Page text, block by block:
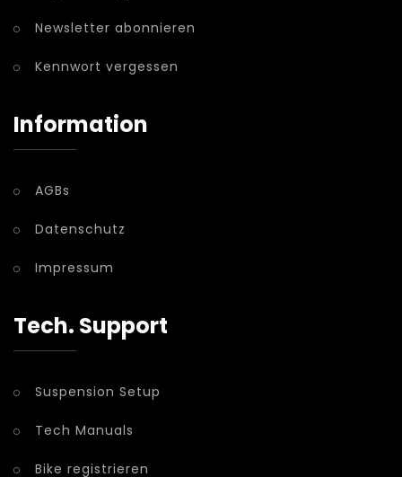
Newsletter abonnieren
Kennwort vergessen
Information
AGBs
Datenschutz
Impressum
Tech. Support
Suspension Setup
Tech Manuals
Bike registrieren